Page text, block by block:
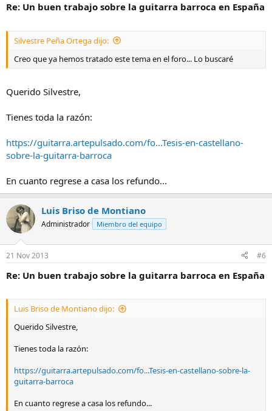
Re: Un buen trabajo sobre la guitarra barroca en España
Silvestre Peña Ortega dijo:
Creo que ya hemos tratado este tema en el foro... Lo buscaré
Querido Silvestre,
Tienes toda la razón:
https://guitarra.artepulsado.com/fo...Tesis-en-castellano-
sobre-la-guitarra-barroca
En cuanto regrese a casa los refundo...
Luis Briso de Montiano
Administrador Miembro del equipo
21 Nov 2013 #6
Re: Un buen trabajo sobre la guitarra barroca en España
Luis Briso de Montiano dijo:
Querido Silvestre,
Tienes toda la razón:
https://guitarra.artepulsado.com/fo...Tesis-en-castellano-sobre-la-
guitarra-barroca
En cuanto regrese a casa los refundo...